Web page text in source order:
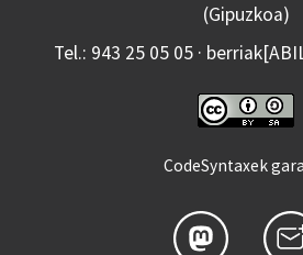
(Gipuzkoa)
Tel.: 943 25 05 05 ·
CodeSyntaxek